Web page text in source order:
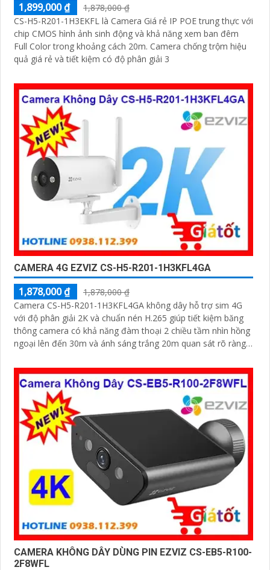
1,899,000 ₫
1,878,000 ₫
CS-H5-R201-1H3EKFL là Camera Giá rẻ IP POE trung thực với
chip CMOS hình ảnh sinh động và khả năng xem ban đêm
Full Color trong khoảng cách 20m. Camera chống trộm hiệu
quả giá rẻ và tiết kiệm có độ phân giải 3
CAMERA 4G EZVIZ CS-H5-R201-1H3KFL4GA
1,878,000 ₫
1,878,000 ₫
Camera CS-H5-R201-1H3KFL4GA không dây hỗ trợ sim 4G
với độ phân giải 2K và chuẩn nén H.265 giúp tiết kiệm băng
thông camera có khả năng đàm thoại 2 chiều tầm nhìn hồng
ngoại lên đến 30m và ánh sáng trắng 20m quan sát rõ ràng
năng phát hiện thông minh và cảnh báo bằng còi và đèn
chớp phù hợp cho công trình kho hàng, nhà xưởng công trình
CAMERA KHÔNG DÂY DÙNG PIN EZVIZ CS-EB5-R100-
2F8WFL